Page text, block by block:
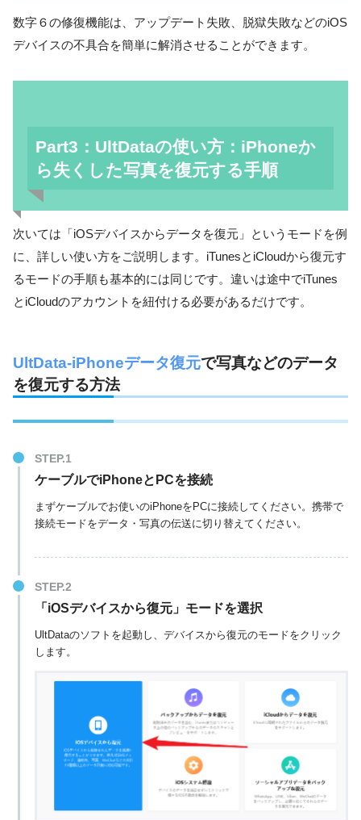
数字６の修復機能は、アップデート失敗、脱獄失敗などのiOS
デバイスの不具合を簡単に解消させることができます。
Part3：UltDataの使い方：iPhoneか
ら失くした写真を復元する手順
次いては「iOSデバイスからデータを復元」というモードを例
に、詳しい使い方をご説明します。iTunesとiCloudから復元す
るモードの手順も基本的には同じです。違いは途中でiTunes
とiCloudのアカウントを紐付ける必要があるだけです。
UltData-iPhoneデータ復元で写真などのデータ
を復元する方法
ケーブルでiPhoneとPCを接続
まずケーブルでお使いのiPhoneをPCに接続してください。携帯で
接続モードをデータ・写真の伝送に切り替えてください。
「iOSデバイスから復元」モードを選択
UltDataのソフトを起動し、デバイスから復元のモードをクリック
します。